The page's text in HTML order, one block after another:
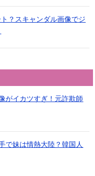
？スキャンダル画像でジ
がイカツすぎ！元詐欺師
で妹は情熱大陸？韓国人